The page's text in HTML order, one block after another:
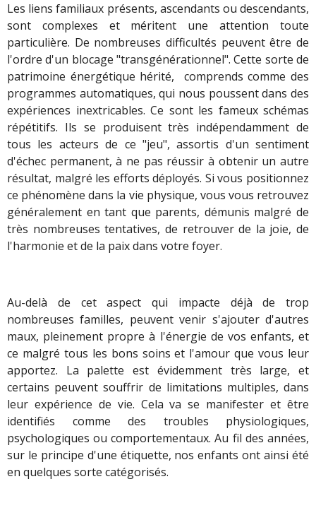
Les liens familiaux présents, ascendants ou descendants,
sont complexes et méritent une attention toute
particulière. De nombreuses difficultés peuvent être de
l'ordre d'un blocage "transgénérationnel". Cette sorte de
patrimoine énergétique hérité, comprends comme des
programmes automatiques, qui nous poussent dans des
expériences inextricables. Ce sont les fameux schémas
répétitifs. Ils se produisent très indépendamment de
tous les acteurs de ce "jeu", assortis d'un sentiment
d'échec permanent, à ne pas réussir à obtenir un autre
résultat, malgré les efforts déployés. Si vous positionnez
ce phénomène dans la vie physique, vous vous retrouvez
généralement en tant que parents, démunis malgré de
très nombreuses tentatives, de retrouver de la joie, de
l'harmonie et de la paix dans votre foyer.
Au-delà de cet aspect qui impacte déjà de trop
nombreuses familles, peuvent venir s'ajouter d'autres
maux, pleinement propre à l'énergie de vos enfants, et
ce malgré tous les bons soins et l'amour que vous leur
apportez. La palette est évidemment très large, et
certains peuvent souffrir de limitations multiples, dans
leur expérience de vie. Cela va se manifester et être
identifiés comme des troubles physiologiques,
psychologiques ou comportementaux. Au fil des années,
sur le principe d'une étiquette, nos enfants ont ainsi été
en quelques sorte catégorisés.